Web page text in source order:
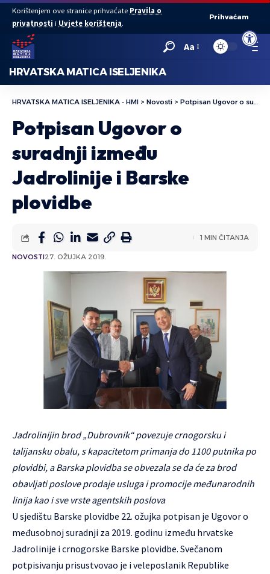
Open
Korištenjem ove stranice prihvaćate Pravila o
privatnosti i Uvjete korištenja.
Prihvaćam
Aa
HRVATSKA MATICA ISELJENIKA
HRVATSKA MATICA ISELJENIKA - HMI > Novosti > Potpisan Ugovor o suradnji između Jadrolinije i Barske plovidbe
Potpisan Ugovor o
suradnji između
Jadrolinije i Barske
plovidbe
NOVOSTI27. OŽUJKA 2019.
1 MIN ČITANJA
Jadrolinijin brod „Dubrovnik“ povezuje crnogorsku i
talijansku obalu, s kapacitetom primanja do 1100 putnika po
plovidbi, a Barska plovidba se obvezala se da će za brod
obavljati poslove prodaje usluga i promocije međunarodnih
linija kao i sve vrste agentskih poslova
U sjedištu Barske plovidbe 22. ožujka potpisan je Ugovor o
međusobnoj suradnji za 2019. godinu između hrvatske
Jadrolinije i crnogorske Barske plovidbe. Svečanom
potpisivanju prisustvovao je i veleposlanik Republike